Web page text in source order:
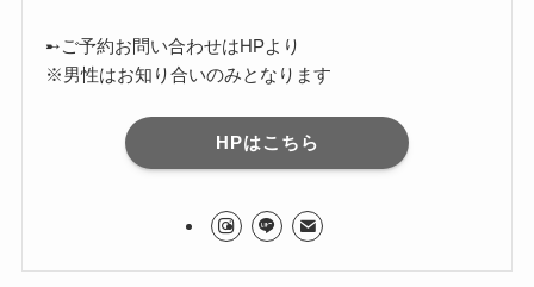
➸ご予約お問い合わせはHPより
※男性はお知り合いのみとなります
HPはこちら